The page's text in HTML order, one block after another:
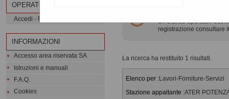
un elenco operatori
registrazione consultare
La ricerca ha restituito 1 risultati.
Elenco per :Lavori-Forniture-Servizi
Stazione appaltante :ATER
OPERATORE ECONOMICO
Accedi - Registrati
INFORMAZIONI
Accesso area riservata SA
Istruzioni e manuali
F.A.Q.
Cookies